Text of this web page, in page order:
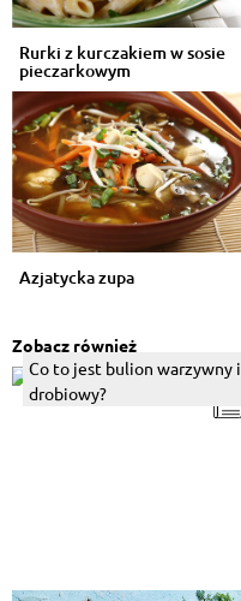
Rurki z kurczakiem w sosie
pieczarkowym
Azjatycka zupa
Zobacz również
Co to jest bulion warzywny i
drobiowy?